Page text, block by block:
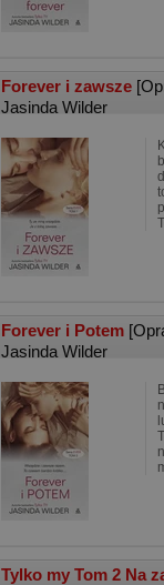
Forever i zawsze
Jasinda Wilder
Forever i Potem
Jasinda Wilder
Tylko my Tom 2 Na